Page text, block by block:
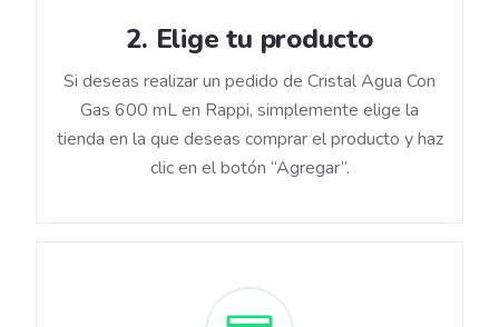
2. Elige tu producto
Si deseas realizar un pedido de Cristal Agua Con
Gas 600 mL en Rappi, simplemente elige la
tienda en la que deseas comprar el producto y haz
clic en el botón “Agregar”.